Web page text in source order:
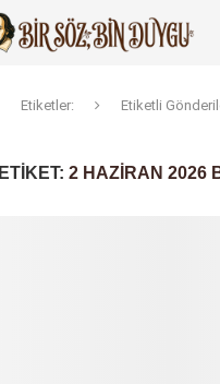
Etiketler:
Etiketli
ETIKET: 2 HAZIRAN 2026